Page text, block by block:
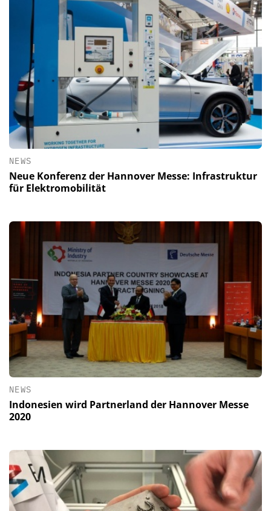
NEWS
Neue Konferenz der Hannover Messe: Infrastruktur
für Elektromobilität
NEWS
Indonesien wird Partnerland der Hannover Messe
2020